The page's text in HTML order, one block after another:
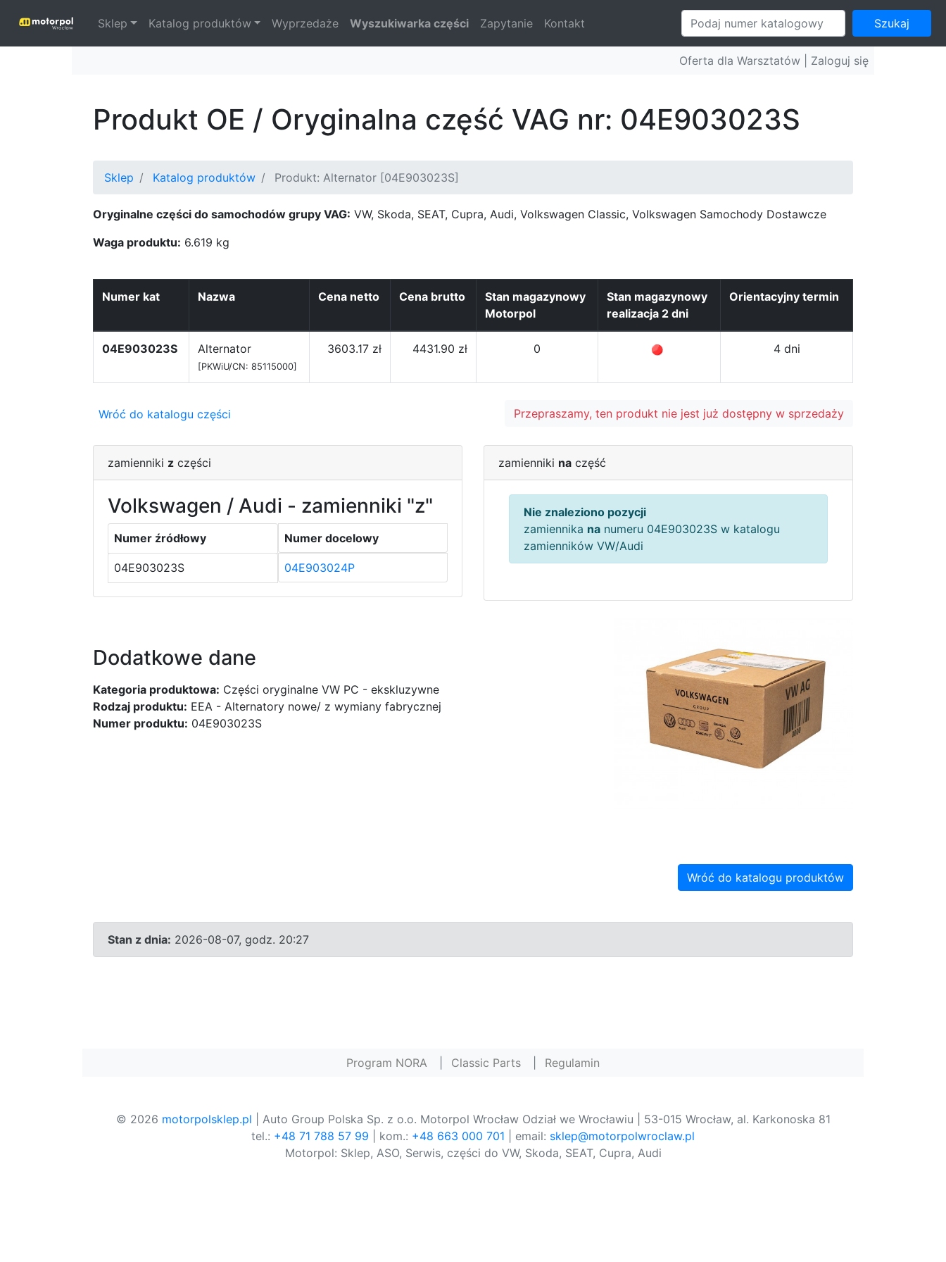
Sklep Katalog produktów Wyprzedaże Wyszukiwarka części Zapytanie Kontakt Szukaj
Oferta dla Warsztatów | Zaloguj się
Produkt OE / Oryginalna część VAG nr: 04E903023S
Sklep Katalog produktów Produkt: Alternator [04E903023S]
Oryginalne części do samochodów grupy VAG: VW, Skoda, SEAT, Cupra, Audi, Volkswagen Classic, Volkswagen Samochody Dostawcze
Waga produktu: 6.619 kg
Numer kat Nazwa Cena netto Cena brutto
Stan magazynowy
Motorpol
Stan magazynowy
realizacja 2 dni
Orientacyjny termin
04E903023S Alternator
[PKWiU/CN: 85115000]
3603.17 zł 4431.90 zł 0 4 dni
Wróć do katalogu części Przepraszamy, ten produkt nie jest już dostępny w sprzedaży
zamienniki z części
Volkswagen / Audi - zamienniki "z"
Numer źródłowy Numer docelowy
04E903023S 04E903024P
zamienniki na część
Nie znaleziono pozycji
zamiennika na numeru 04E903023S w katalogu
zamienników VW/Audi
Dodatkowe dane
Kategoria produktowa: Części oryginalne VW PC - ekskluzywne
Rodzaj produktu: EEA - Alternatory nowe/ z wymiany fabrycznej
Numer produktu: 04E903023S
Wróć do katalogu produktów
Stan z dnia: 2026-08-07, godz. 20:27
Program NORA Classic Parts Regulamin
© 2026 motorpolsklep.pl | Auto Group Polska Sp. z o.o. Motorpol Wrocław Odział we Wrocławiu | 53-015 Wrocław, al. Karkonoska 81
tel.: +48 71 788 57 99 | kom.: +48 663 000 701 | email: sklep@motorpolwroclaw.pl
Motorpol: Sklep, ASO, Serwis, części do VW, Skoda, SEAT, Cupra, Audi